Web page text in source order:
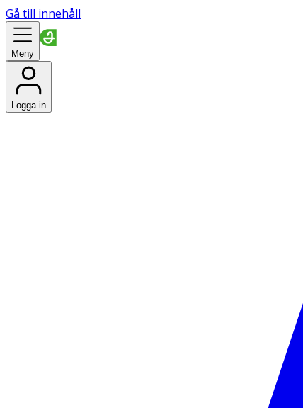
Gå till innehåll
Meny
Logga in